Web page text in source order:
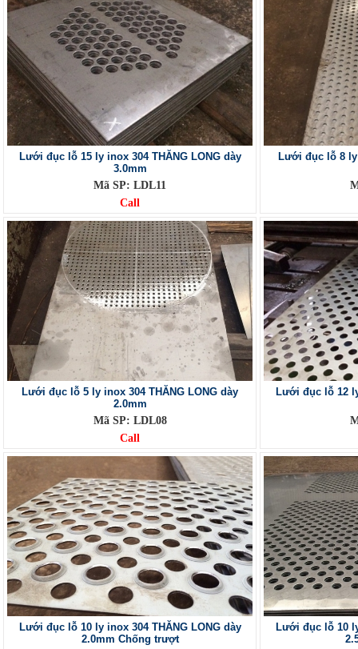
Lưới đục lỗ 15 ly inox 304 THĂNG LONG dày
3.0mm
Mã SP: LDL11
Call
Lưới đục lỗ 8 ly
Lưới đục lỗ 5 ly inox 304 THĂNG LONG dày
2.0mm
Mã SP: LDL08
Call
Lưới đục lỗ 12
Lưới đục lỗ 10 ly inox 304 THĂNG LONG dày
2.0mm Chống trượt
Lưới đục lỗ 10